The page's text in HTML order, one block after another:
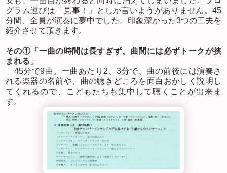
グラム運びは「見事！」としか言いようがありません。 45
分間、全員が演奏に夢中でした。印象深かった3つの工夫を
紹介させて頂きます。
その①「一曲の時間は長すぎず。曲間には必ずトークが挟
まれる」
45分で9曲。一曲あたり 2 、 3分で、曲の前後には演奏さ
れる楽器の名前や、曲の聴きどころを面白おかしく説明し
てくれるので、こどもたちも集中して聴くことが出来ま
す。